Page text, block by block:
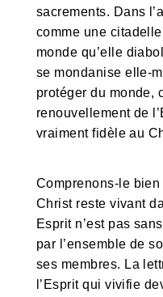
sacrements. Dans
comme une
monde qu’elle
se mondanise elle-
protéger du monde,
renouvellement de
vraiment fidèle au
Comprenons-le
Christ reste vivant
Esprit n’est pas
par l’ensemble de
ses membres. La
l’Esprit qui vivifie